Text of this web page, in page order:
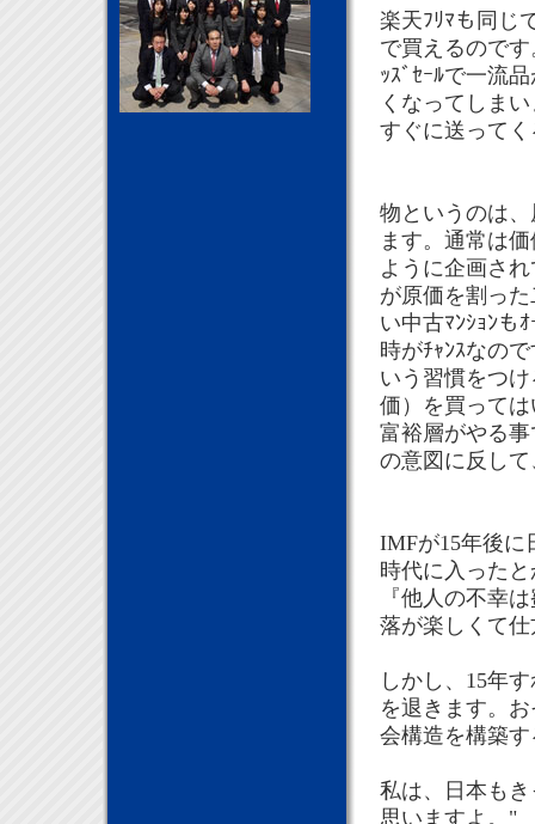
楽天ﾌﾘﾏも同じ
で買えるので
ｯｽﾞｾｰﾙで一流
くなってしま
すぐに送って
物というのは
ます。通常は
ように企画さ
が原価を割っ
い中古ﾏﾝｼｮﾝも
時がﾁｬﾝｽなの
いう習慣をつ
価）を買って
富裕層がやる
の意図に反し
IMFが15年後に
時代に入った
『他人の不幸
落が楽しくて
しかし、15年
を退きます。
会構造を構築
私は、日本も
思いますよ。"